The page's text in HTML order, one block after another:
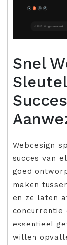
Snel
Webdesign
succes van
goed
maken
en ze laten
concurrentie
essentieel
willen